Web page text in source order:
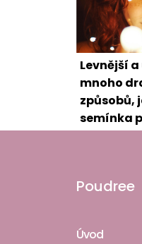
Levnější
mnoho
způsobů,
semínka
pleť
Poudree
Úvod